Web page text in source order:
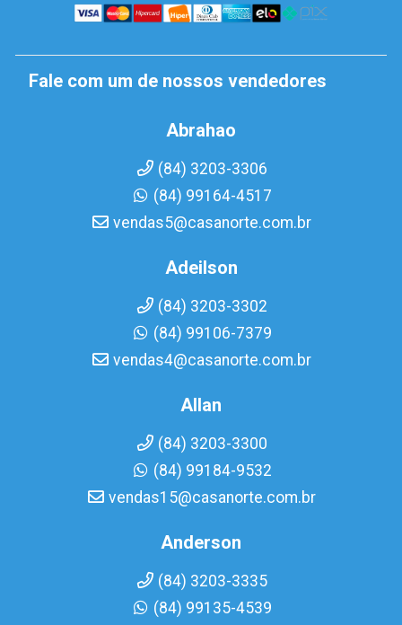
Fale com um de nossos vendedores
Abrahao
(84) 3203-3306
(84) 99164-4517
vendas5@casanorte.com.br
Adeilson
(84) 3203-3302
(84) 99106-7379
vendas4@casanorte.com.br
Allan
(84) 3203-3300
(84) 99184-9532
vendas15@casanorte.com.br
Anderson
(84) 3203-3335
(84) 99135-4539